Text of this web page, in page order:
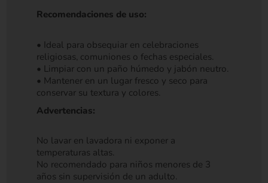
Recomendaciones de uso:
• Ideal para obsequiar en celebraciones
religiosas, comuniones o fechas especiales.
• Limpiar con un paño húmedo y jabón neutro.
• Mantener en un lugar fresco y seco para
conservar su textura y colores.
Advertencias:
No lavar en lavadora ni exponer a
temperaturas altas.
No recomendado para niños menores de 3
años sin supervisión de un adulto.